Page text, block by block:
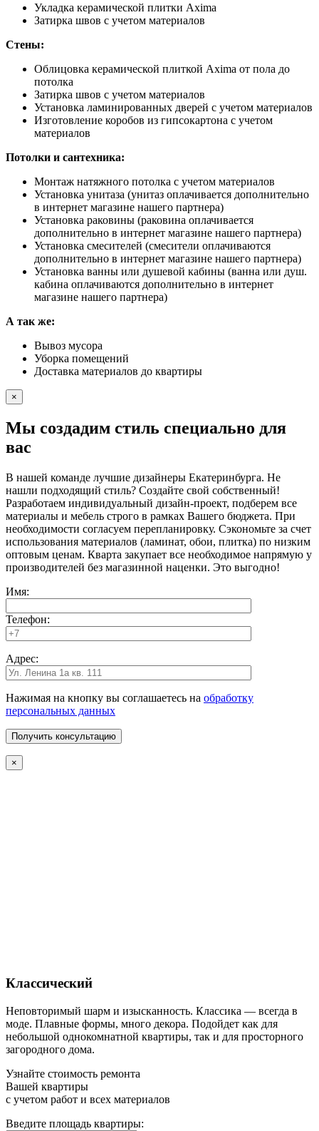
Укладка керамической плитки Axima
Затирка швов с учетом материалов
Стены:
Облицовка керамической плиткой Axima от пола до
потолка
Затирка швов с учетом материалов
Установка ламинированных дверей с учетом материалов
Изготовление коробов из гипсокартона с учетом
материалов
Потолки и сантехника:
Монтаж натяжного потолка с учетом материалов
Установка унитаза (унитаз оплачивается дополнительно
в интернет магазине нашего партнера)
Установка раковины (раковина оплачивается
дополнительно в интернет магазине нашего партнера)
Установка смесителей (смесители оплачиваются
дополнительно в интернет магазине нашего партнера)
Установка ванны или душевой кабины (ванна или душ.
кабина оплачиваются дополнительно в интернет
магазине нашего партнера)
А так же:
Вывоз мусора
Уборка помещений
Доставка материалов до квартиры
×
Мы создадим стиль специально для
вас
В нашей команде лучшие дизайнеры Екатеринбурга. Не
нашли подходящий стиль? Создайте свой собственный!
Разработаем индивидуальный дизайн-проект, подберем все
материалы и мебель строго в рамках Вашего бюджета. При
необходимости согласуем перепланировку. Сэкономьте за счет
использования материалов (ламинат, обои, плитка) по низким
оптовым ценам. Кварта закупает все необходимое напрямую у
производителей без магазинной наценки. Это выгодно!
Имя:
Телефон:
Адрес:
Нажимая на кнопку вы соглашаетесь на обработку
персональных данных
×
Классический
Неповторимый шарм и изысканность. Классика — всегда в
моде. Плавные формы, много декора. Подойдет как для
небольшой однокомнатной квартиры, так и для просторного
загородного дома.
Узнайте стоимость ремонта
Вашей квартиры
с учетом работ и всех материалов
Введите площадь квартиры: